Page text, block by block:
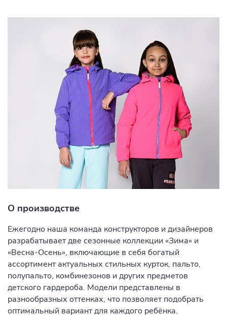
О производстве
Ежегодно наша команда конструкторов и дизайнеров
разрабатывает две сезонные коллекции «Зима» и
«Весна-Осень», включающие в себя богатый
ассортимент актуальных стильных курток, пальто,
полупальто, комбинезонов и других предметов
детского гардероба. Модели представлены в
разнообразных оттенках, что позволяет подобрать
оптимальный вариант для каждого ребёнка.